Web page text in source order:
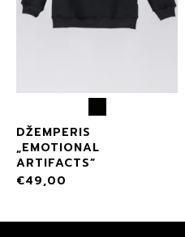
DŽEMPERIS
„EMOTIONAL
ARTIFACTS”
€49,00